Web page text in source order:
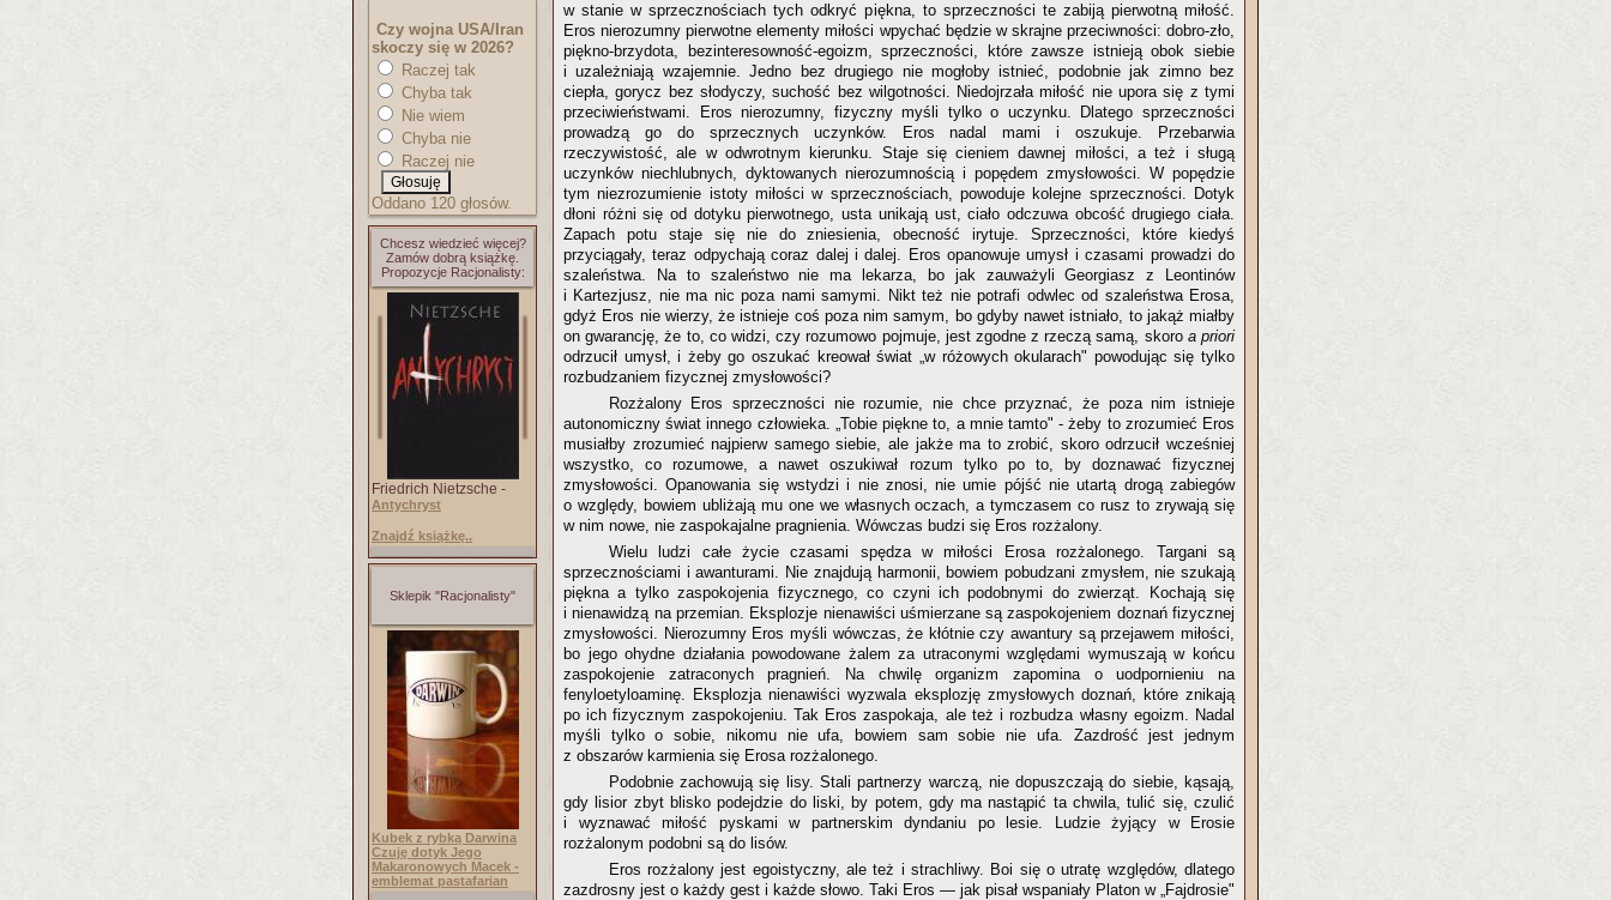
Czy wojna USA/Iran
skoczy się w 2026?
Raczej tak
Chyba tak
Nie wiem
Chyba nie
Raczej nie
Oddano 120 głosów.
Chcesz wiedzieć więcej?
Zamów dobrą książkę.
Propozycje Racjonalisty:
Friedrich Nietzsche -
Antychryst
Znajdź książkę..
Sklepik "Racjonalisty"
Kubek z rybką Darwina
Czuję dotyk Jego
Makaronowych Macek -
emblemat pastafarian
w stanie w sprzecznościach tych odkryć piękna, to sprzeczności te zabiją pierwotną miłość.
Eros nierozumny pierwotne elementy miłości wpychać będzie w skrajne przeciwności: dobro-zło,
piękno-brzydota, bezinteresowność-egoizm, sprzeczności, które zawsze istnieją obok siebie
i uzależniają wzajemnie. Jedno bez drugiego nie mogłoby istnieć, podobnie jak zimno bez
ciepła, gorycz bez słodyczy, suchość bez wilgotności. Niedojrzała miłość nie upora się z tymi
przeciwieństwami. Eros nierozumny, fizyczny myśli tylko o uczynku. Dlatego sprzeczności
prowadzą go do sprzecznych uczynków. Eros nadal mami i oszukuje. Przebarwia
rzeczywistość, ale w odwrotnym kierunku. Staje się cieniem dawnej miłości, a też i sługą
uczynków niechlubnych, dyktowanych nierozumnością i popędem zmysłowości. W popędzie
tym niezrozumienie istoty miłości w sprzecznościach, powoduje kolejne sprzeczności. Dotyk
dłoni różni się od dotyku pierwotnego, usta unikają ust, ciało odczuwa obcość drugiego ciała.
Zapach potu staje się nie do zniesienia, obecność irytuje. Sprzeczności, które kiedyś
przyciągały, teraz odpychają coraz dalej i dalej. Eros opanowuje umysł i czasami prowadzi do
szaleństwa. Na to szaleństwo nie ma lekarza, bo jak zauważyli Georgiasz z Leontinów
i Kartezjusz, nie ma nic poza nami samymi. Nikt też nie potrafi odwlec od szaleństwa Erosa,
gdyż Eros nie wierzy, że istnieje coś poza nim samym, bo gdyby nawet istniało, to jakąż miałby
on gwarancję, że to, co widzi, czy rozumowo pojmuje, jest zgodne z rzeczą samą, skoro a priori
odrzucił umysł, i żeby go oszukać kreował świat „w różowych okularach" powodując się tylko
rozbudzaniem fizycznej zmysłowości?
Rozżalony Eros sprzeczności nie rozumie, nie chce przyznać, że poza nim istnieje
autonomiczny świat innego człowieka. „Tobie piękne to, a mnie tamto" - żeby to zrozumieć Eros
musiałby zrozumieć najpierw samego siebie, ale jakże ma to zrobić, skoro odrzucił wcześniej
wszystko, co rozumowe, a nawet oszukiwał rozum tylko po to, by doznawać fizycznej
zmysłowości. Opanowania się wstydzi i nie znosi, nie umie pójść nie utartą drogą zabiegów
o względy, bowiem ubliżają mu one we własnych oczach, a tymczasem co rusz to zrywają się
w nim nowe, nie zaspokajalne pragnienia. Wówczas budzi się Eros rozżalony.
Wielu ludzi całe życie czasami spędza w miłości Erosa rozżalonego. Targani są
sprzecznościami i awanturami. Nie znajdują harmonii, bowiem pobudzani zmysłem, nie szukają
piękna a tylko zaspokojenia fizycznego, co czyni ich podobnymi do zwierząt. Kochają się
i nienawidzą na przemian. Eksplozje nienawiści uśmierzane są zaspokojeniem doznań fizycznej
zmysłowości. Nierozumny Eros myśli wówczas, że kłótnie czy awantury są przejawem miłości,
bo jego ohydne działania powodowane żalem za utraconymi względami wymuszają w końcu
zaspokojenie zatraconych pragnień. Na chwilę organizm zapomina o uodpornieniu na
fenyloetyloaminę. Eksplozja nienawiści wyzwala eksplozję zmysłowych doznań, które znikają
po ich fizycznym zaspokojeniu. Tak Eros zaspokaja, ale też i rozbudza własny egoizm. Nadal
myśli tylko o sobie, nikomu nie ufa, bowiem sam sobie nie ufa. Zazdrość jest jednym
z obszarów karmienia się Erosa rozżalonego.
Podobnie zachowują się lisy. Stali partnerzy warczą, nie dopuszczają do siebie, kąsają,
gdy lisior zbyt blisko podejdzie do liski, by potem, gdy ma nastąpić ta chwila, tulić się, czulić
i wyznawać miłość pyskami w partnerskim dyndaniu po lesie. Ludzie żyjący w Erosie
rozżalonym podobni są do lisów.
Eros rozżalony jest egoistyczny, ale też i strachliwy. Boi się o utratę względów, dlatego
zazdrosny jest o każdy gest i każde słowo. Taki Eros — jak pisał wspaniały Platon w „Fajdrosie"